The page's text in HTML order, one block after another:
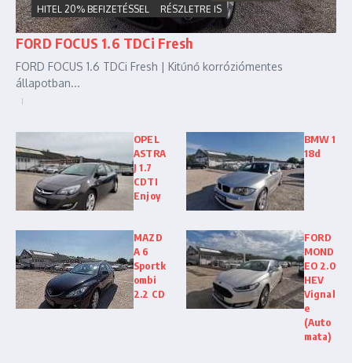
HITEL 20% BEFIZETÉSSEL
RÉSZLETRE IS
FORD FOCUS 1.6 TDCi Fresh
FORD FOCUS 1.6 TDCi Fresh | Kitűnő korróziómentes
állapotban...
OPEL
ASTRA
J 1.7
CDTI
Enjoy
BMW 1
18d
MAZD
A 6
Sportk
ombi
2.2 CD
FORD
MOND
EO 2.0
HEV
Vignal
e
(Auto
mata)